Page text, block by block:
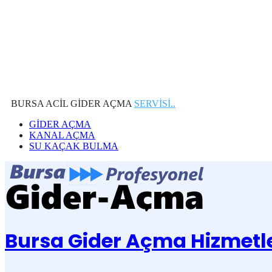
BURSA ACİL GİDER AÇMA SERVİSİ..
GİDER AÇMA
KANAL AÇMA
SU KAÇAK BULMA
Bursa Gider Açma